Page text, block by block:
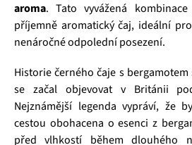
aroma. Tato vyvážená
příjemně aromatický čaj, ideální
nenáročné odpolední posezení.
Historie černého čaje s
se začal objevovat v Británii
Nejznámější legenda vypráví, že
cestou obohacena o esenci z
před vlhkostí během dlouhého